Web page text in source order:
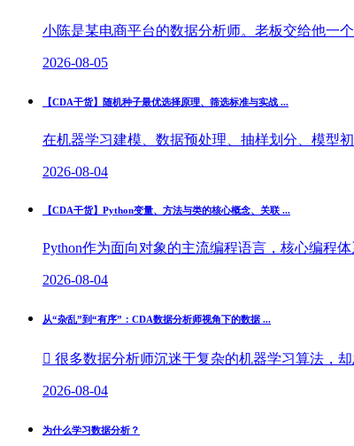
小陈是某电商平台的数据分析师。老板交给他一
2026-08-05
【CDA干货】随机种子最优选择原理、筛选标准与实战 ...
在机器学习建模、数据预处理、抽样划分、模型
2026-08-04
【CDA干货】Python变量、方法与类的核心概念、关联 ...
Python作为面向对象的主流编程语言，核心编程
2026-08-04
从“杂乱”到“有序”：CDA数据分析师视角下的数据 ...
 很多数据分析师沉迷于复杂的机器学习算法，
2026-08-04
为什么学习数据分析？